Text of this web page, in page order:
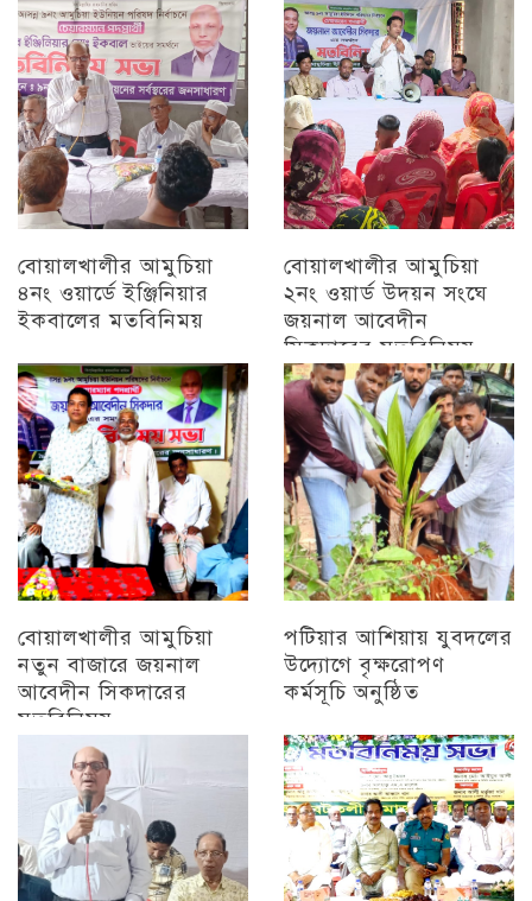
চট্টগ্রাম
বোয়ালখালীর আমুচিয়া
৪নং ওয়ার্ডে ইঞ্জিনিয়ার
ইকবালের মতবিনিময়
চট্টগ্রাম
বোয়ালখালীর আমুচিয়া
২নং ওয়ার্ড উদয়ন সংঘে
জয়নাল আবেদীন
সিকদারের মতবিনিময়
অন্যান্য
বোয়ালখালীর আমুচিয়া
নতুন বাজারে জয়নাল
আবেদীন সিকদারের
মতবিনিময়
চট্টগ্রাম
পটিয়ার আশিয়ায় যুবদলের
উদ্যোগে বৃক্ষরোপণ
কর্মসূচি অনুষ্ঠিত
অন্যান্য